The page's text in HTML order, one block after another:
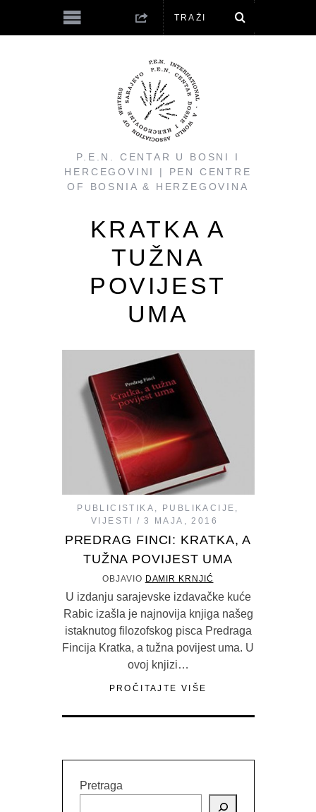
P.E.N. CENTAR U BOSNI I
HERCEGOVINI | PEN CENTRE
OF BOSNIA & HERZEGOVINA
KRATKA A
TUŽNA
POVIJEST
UMA
PUBLICISTIKA , PUBLIKACIJE ,
VIJESTI
3 MAJA, 2016
PREDRAG FINCI: KRATKA, A
TUŽNA POVIJEST UMA
OBJAVIO DAMIR KRNJIĆ
U izdanju sarajevske izdavačke kuće
Rabic izašla je najnovija knjiga našeg
istaknutog filozofskog pisca Predraga
Fincija Kratka, a tužna povijest uma. U
ovoj knjizi…
PROČITAJTE VIŠE
Pretraga